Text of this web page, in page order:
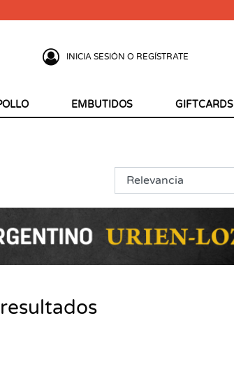
INICIA SESIÓN O REGÍSTRATE
EMBUTIDOS GIFTCARDS